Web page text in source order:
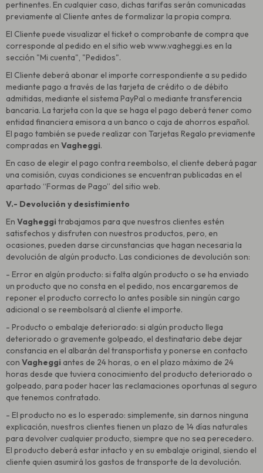
pertinentes. En cualquier caso, dichas tarifas serán comunicadas
previamente al Cliente antes de formalizar la propia compra.
El Cliente puede visualizar el ticket o comprobante de compra que
corresponde al pedido en el sitio web www.vagheggi.es en la
sección "Mi cuenta", "Pedidos".
El Cliente deberá abonar el importe correspondiente a su pedido
mediante pago a través de las tarjeta de crédito o de débito
admitidas, mediante el sistema PayPal o mediante transferencia
bancaria. La tarjeta con la que se haga el pago deberá tener como
entidad financiera emisora a un banco o caja de ahorros español.
El pago también se puede realizar con Tarjetas Regalo previamente
compradas en Vagheggi.
En caso de elegir el pago contra reembolso, el cliente deberá pagar
una comisión, cuyas condiciones se encuentran publicadas en el
apartado “Formas de Pago” del sitio web.
V.- Devolución y desistimiento
En Vagheggi trabajamos para que nuestros clientes estén
satisfechos y disfruten con nuestros productos, pero, en
ocasiones, pueden darse circunstancias que hagan necesaria la
devolución de algún producto. Las condiciones de devolución son:
- Error en algún producto: si falta algún producto o se ha enviado
un producto que no consta en el pedido, nos encargaremos de
reponer el producto correcto lo antes posible sin ningún cargo
adicional o se reembolsará al cliente el importe.
- Producto o embalaje deteriorado: si algún producto llega
deteriorado o gravemente golpeado, el destinatario debe dejar
constancia en el albarán del transportista y ponerse en contacto
con Vagheggi antes de 24 horas, o en el plazo máximo de 24
horas desde que tuviera conocimiento del producto deteriorado o
golpeado, para poder hacer las reclamaciones oportunas al seguro
que tenemos contratado.
- El producto no es lo esperado: simplemente, sin darnos ninguna
explicación, nuestros clientes tienen un plazo de 14 días naturales
para devolver cualquier producto, siempre que no sea perecedero.
El producto deberá estar intacto y en su embalaje original, siendo el
cliente quien asumirá los gastos de transporte de la devolución.